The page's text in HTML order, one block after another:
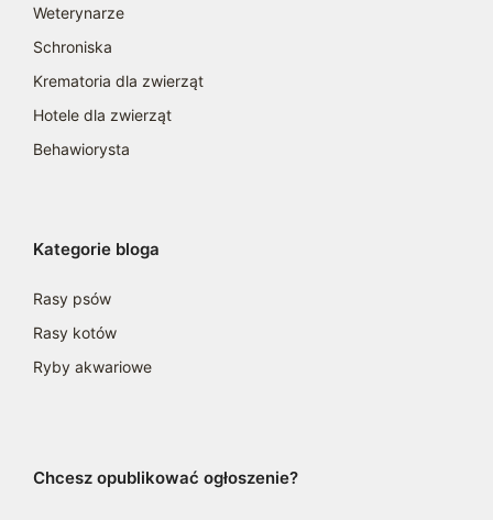
Weterynarze
Schroniska
Krematoria dla zwierząt
Hotele dla zwierząt
Behawiorysta
Kategorie bloga
Rasy psów
Rasy kotów
Ryby akwariowe
Chcesz opublikować ogłoszenie?